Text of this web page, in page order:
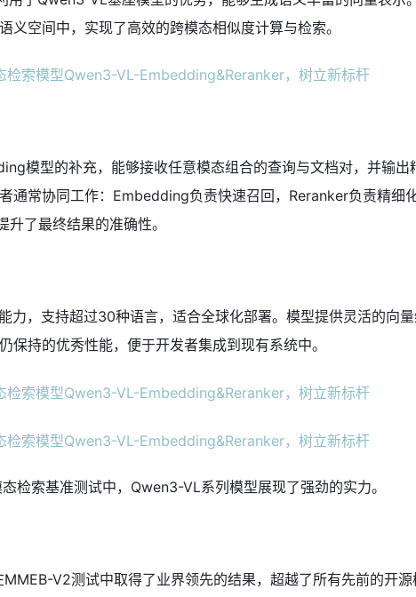
义空间中，实现了高效的跨模态相似度计算与检索。
模型的补充，能够接收任意模态组合的查询与文档对，并输出
通常协同工作：Embedding负责快速召回，Reranker负责精细
升了最终结果的准确性。
力，支持超过30种语言，适合全球化部署。模型提供灵活的向
保持的优秀性能，便于开发者集成到现有系统中。
检索基准测试中，Qwen3-VL系列模型展现了强劲的实力。
V2测试中取得了业界领先的结果，超越了所有先前的开源